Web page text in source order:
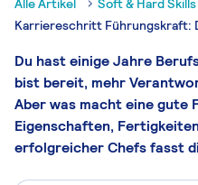
Alle Artikel
Soft & Hard Skills
Karriereschritt Führungskraft:
Du hast einige Jahre
bist bereit, mehr
Aber was macht eine gute
Eigenschaften,
erfolgreicher Chefs fasst